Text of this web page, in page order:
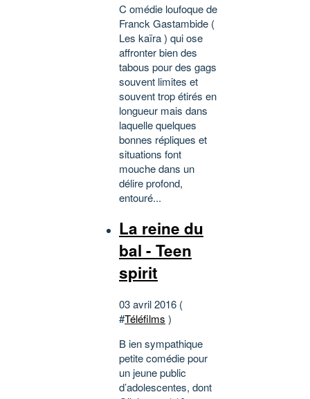
C omédie loufoque de
Franck Gastambide (
Les kaïra ) qui ose
affronter bien des
tabous pour des gags
souvent limites et
souvent trop étirés en
longueur mais dans
laquelle quelques
bonnes répliques et
situations font
mouche dans un
délire profond,
entouré...
La reine du
bal - Teen
spirit
03 avril 2016 (
#Téléfilms )
B ien sympathique
petite comédie pour
un jeune public
d’adolescentes, dont